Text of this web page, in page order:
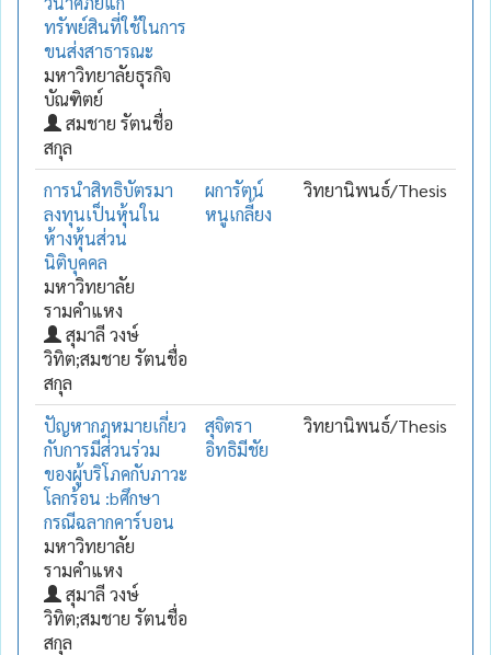
ทรัพย์สินที่ใช้ในการ
ขนส่งสาธารณะ
มหาวิทยาลัยธุรกิจ
บัณฑิตย์
สมชาย รัตนชื่อ
สกุล
การนำสิทธิบัตรมา
ลงทุนเป็นหุ้นใน
ห้างหุ้นส่วน
นิติบุคคล
มหาวิทยาลัย
รามคำแหง
สุมาลี วงษ์
วิทิต;สมชาย รัตนชื่อ
สกุล
ผการัตน์
หนูเกลี้ยง
วิทยานิพนธ์/Thesis
ปัญหากฎหมายเกี่ยว
กับการมีส่วนร่วม
ของผู้บริโภคกับภาวะ
โลกร้อน :bศึกษา
กรณีฉลากคาร์บอน
มหาวิทยาลัย
รามคำแหง
สุมาลี วงษ์
วิทิต;สมชาย รัตนชื่อ
สกุล
สุจิตรา
อิทธิมีชัย
วิทยานิพนธ์/Thesis